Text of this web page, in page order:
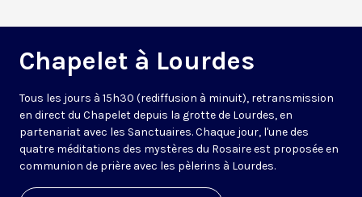
Chapelet à Lourdes
Tous les jours à 15h30 (rediffusion à minuit), retransmission
en direct du Chapelet depuis la grotte de Lourdes, en
partenariat avec les Sanctuaires. Chaque jour, l'une des
quatre méditations des mystères du Rosaire est proposée en
communion de prière avec les pèlerins à Lourdes.